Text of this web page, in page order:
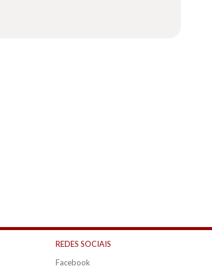
REDES SOCIAIS
Facebook